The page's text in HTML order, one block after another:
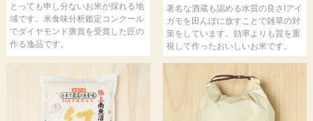
とっても申し分ないお米が採れる地
域です。米食味分析鑑定コンクール
でダイヤモンド褒賞を受賞した匠の
作る逸品です。
著名な酒蔵も認める水質の良さ!アイ
ガモを田んぼに放すことで雑草の対
策をしています。効率よりも質を重
視して作ったおいしいお米です。